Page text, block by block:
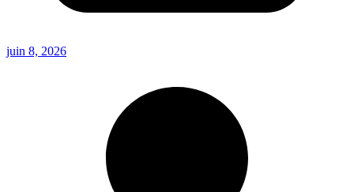
juin 8, 2026